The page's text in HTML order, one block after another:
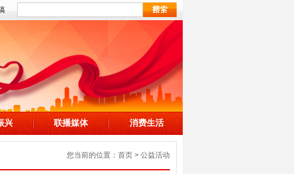
兴 联播媒体 消费生活
您当前的位置： 首页 > 公益活动